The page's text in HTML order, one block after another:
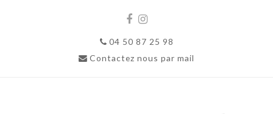
Facebook
Instagram
04 50 87 25 98
Contactez nous par mail